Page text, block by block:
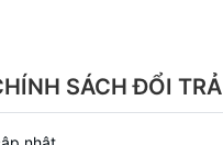
SÁCH ĐỔI TRẢ